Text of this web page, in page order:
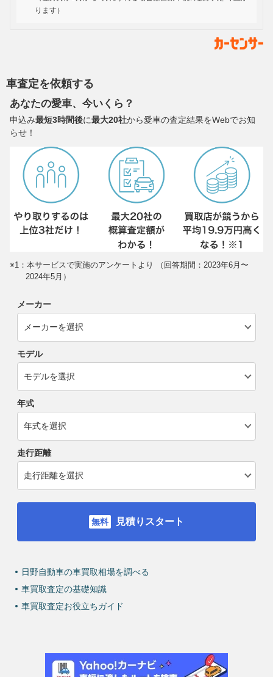
ります）
車査定を依頼する
あなたの愛車、今いくら？
申込み最短3時間後に最大20社から愛車の査定結果をWebでお知
らせ！
※1：本サービスで実施のアンケートより （回答期間：2023年6月〜
2024年5月）
メーカー
モデル
年式
走行距離
見積りスタート
日野自動車の車買取相場を調べる
車買取査定の基礎知識
車買取査定お役立ちガイド